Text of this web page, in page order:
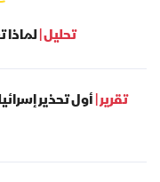
تحليل |
تقرير |أول تحذير